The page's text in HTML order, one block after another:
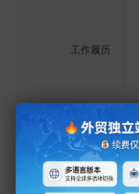
工作履历
职务